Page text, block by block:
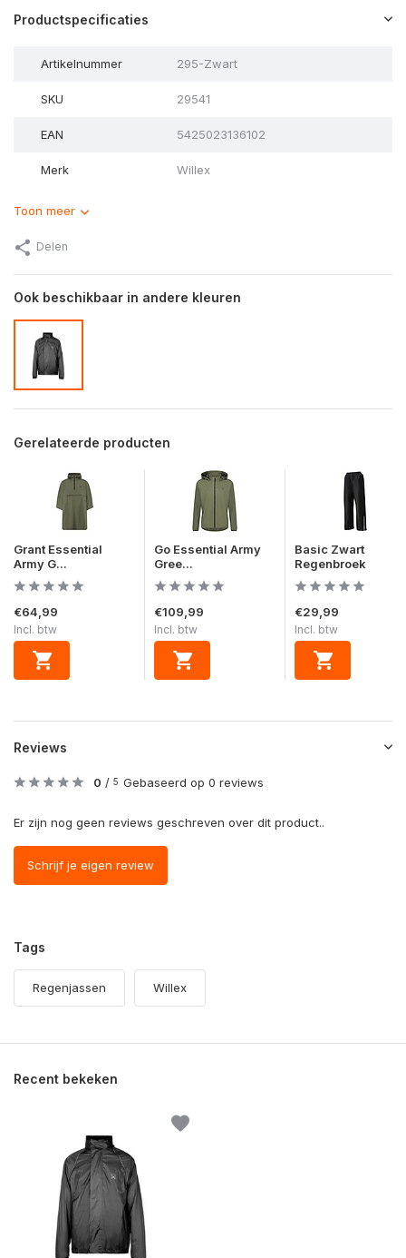
Productspecificaties
Artikelnummer 295-Zwart
SKU 29541
EAN 5425023136102
Merk Willex
Toon meer
Delen
Ook beschikbaar in andere kleuren
Gerelateerde producten
Grant Essential
Army G...
€64,99
Incl. btw
Go Essential Army
Gree...
€109,99
Incl. btw
Basic Zwart
Regenbroek
€29,99
Incl. btw
Reviews
0 / 5 Gebaseerd op 0 reviews
Er zijn nog geen reviews geschreven over dit product..
Schrijf je eigen review
Tags
Regenjassen Willex
Recent bekeken